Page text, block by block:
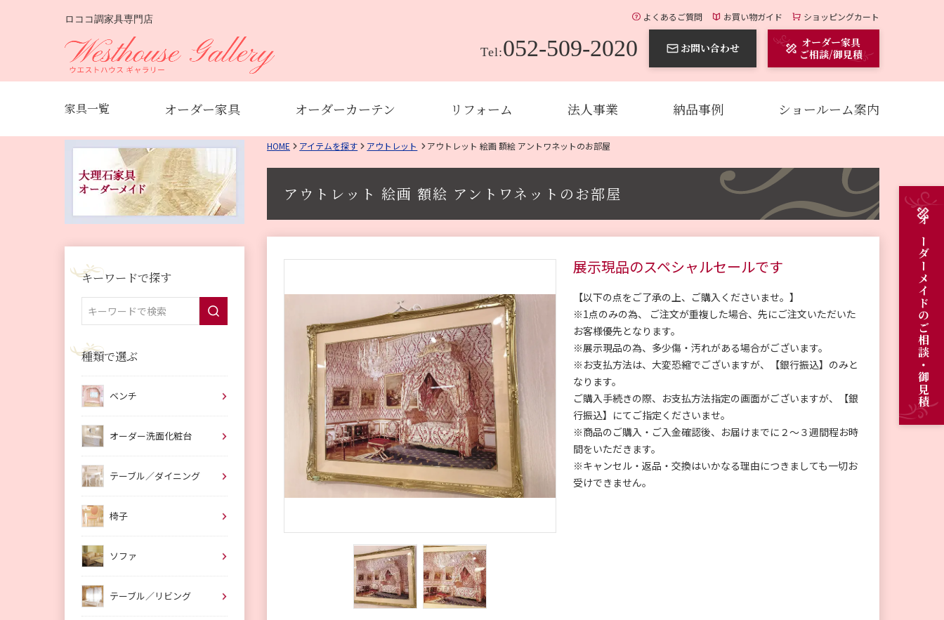
よくあるご質問 お買い物ガイド ショッピングカート
ロココ調家具専門店
Tel:052-509-2020 お問い合わせ
オーダー家具
ご相談/御見積
家具一覧 オーダー家具 オーダーカーテン リフォーム 法人事業 納品事例 ショールーム案内
オーダーメイドのご相談・御見積
HOME アイテムを探す アウトレット アウトレット 絵画 額絵 アントワネットのお部屋
アウトレット 絵画 額絵 アントワネットのお部屋
展示現品のスペシャルセールです
【以下の点をご了承の上、ご購入くださいませ。】
※1点のみの為、 ご注文が重複した場合、先にご注文いただいた
お客様優先となります。
※展示現品の為、多少傷・汚れがある場合がございます。
※お支払方法は、大変恐縮でございますが、【銀行振込】のみと
なります。
ご購入手続きの際、お支払方法指定の画面がございますが、【銀
行振込】にてご指定くださいませ。
※商品のご購入・ご入金確認後、お届けまでに２～３週間程お時
間をいただきます。
※キャンセル・返品・交換はいかなる理由につきましても一切お
受けできません。
キーワードで探す
種類で選ぶ
ベンチ
オーダー洗面化粧台
テーブル／ダイニング
椅子
ソファ
テーブル／リビング